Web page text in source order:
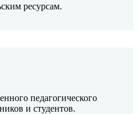
ресурсам.
педагогического
и студентов.